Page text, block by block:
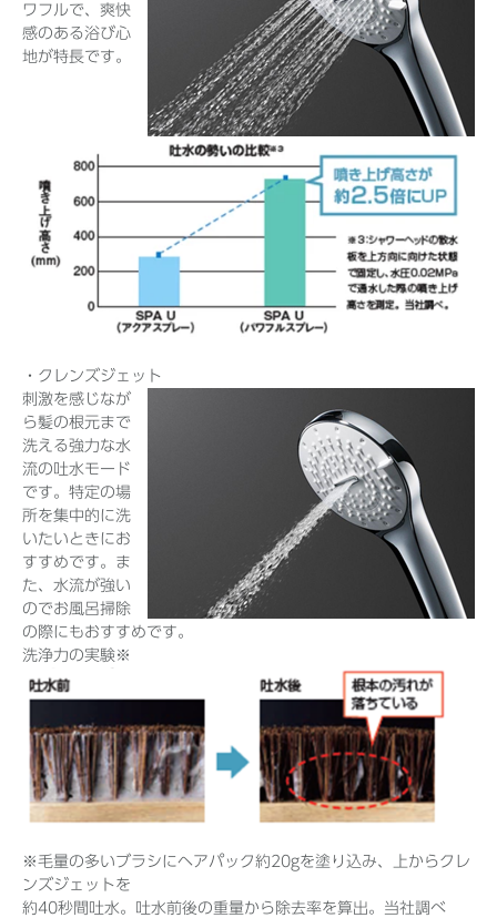
ワフルで、爽快
感のある浴び心
地が特長です。
・クレンズジェット
刺激を感じなが
ら髪の根元まで
洗える強力な水
流の吐水モード
です。特定の場
所を集中的に洗
いたいときにお
すすめです。ま
た、水流が強い
のでお風呂掃除
の際にもおすすめです。
洗浄力の実験※
※毛量の多いブラシにヘアパック約20gを塗り込み、上からクレ
ンズジェットを
約40秒間吐水。吐水前後の重量から除去率を算出。当社調べ